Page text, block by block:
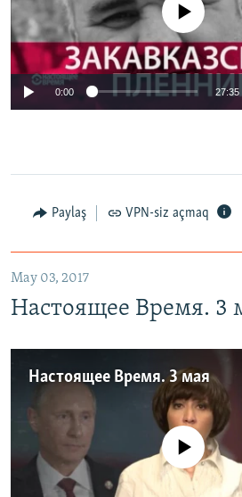
No media source
0:00 27:35
Paylaş VPN-siz açmaq
May 03, 2017
Настоящее Время. 3
Настоящее Время. 3 мая
No media source